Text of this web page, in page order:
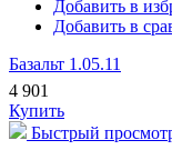
Добавить в
Добавить в
Базальт 1.05.11
4 901
Купить
Быстрый